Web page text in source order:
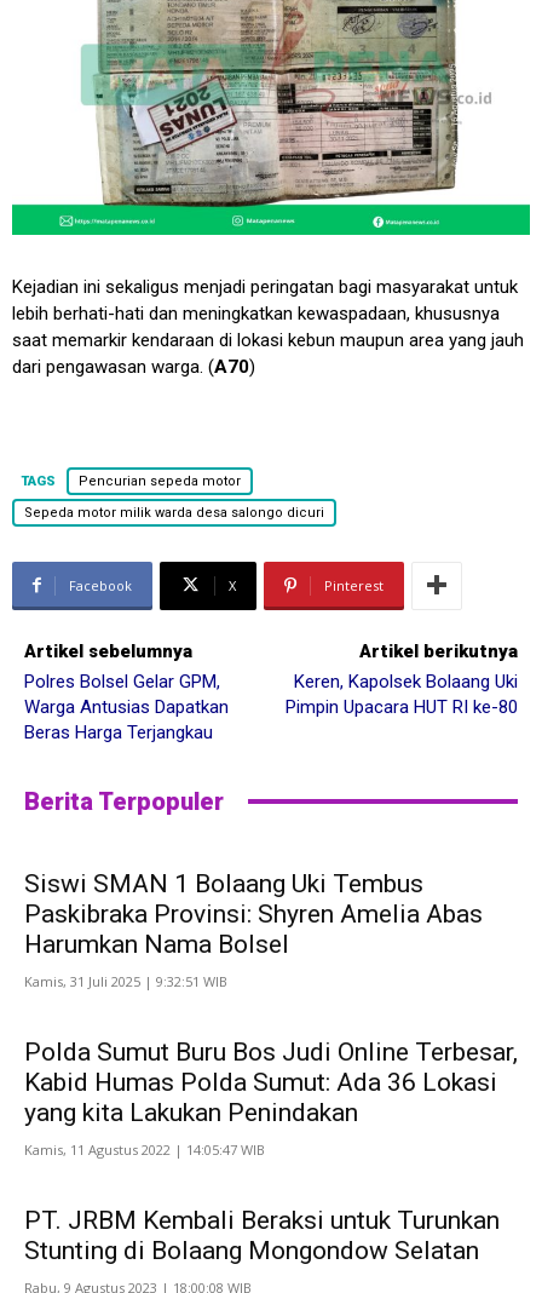
Kejadian ini sekaligus menjadi peringatan bagi masyarakat untuk
lebih berhati-hati dan meningkatkan kewaspadaan, khususnya
saat memarkir kendaraan di lokasi kebun maupun area yang jauh
dari pengawasan warga. (A70)
TAGS
Pencurian sepeda motor
Sepeda motor milik warda desa salongo dicuri
Facebook X Pinterest
Artikel sebelumnya
Polres Bolsel Gelar GPM,
Warga Antusias Dapatkan
Beras Harga Terjangkau
Artikel berikutnya
Keren, Kapolsek Bolaang Uki
Pimpin Upacara HUT RI ke-80
Berita Terpopuler
Siswi SMAN 1 Bolaang Uki Tembus
Paskibraka Provinsi: Shyren Amelia Abas
Harumkan Nama Bolsel
Kamis, 31 Juli 2025 | 9:32:51 WIB
Polda Sumut Buru Bos Judi Online Terbesar,
Kabid Humas Polda Sumut: Ada 36 Lokasi
yang kita Lakukan Penindakan
Kamis, 11 Agustus 2022 | 14:05:47 WIB
PT. JRBM Kembali Beraksi untuk Turunkan
Stunting di Bolaang Mongondow Selatan
Rabu, 9 Agustus 2023 | 18:00:08 WIB